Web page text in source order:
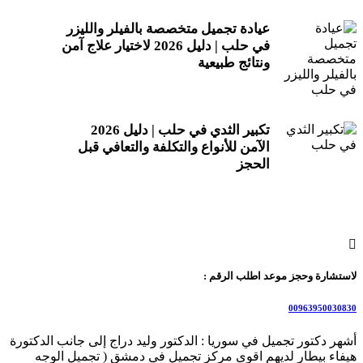
عيادة تجميل متخصصة بالفيلر والليزر
في حلب | دليل 2026 لاختيار علاج آمن
ونتائج طبيعية
تكبير الثدي في حلب | دليل 2026
الآمن للأنواع والتكلفة والتعافي قبل
الحجز
لاستشارة وحجز موعد اطلب الرقم :
00963950030830
أشهر دكتور تجميل في سوريا : الدكتور وليد دراج إلى جانب الدكتورة
هيفاء بيطار لديهم اقوى مركز تجميل في دمشق ( تجميل الوجه